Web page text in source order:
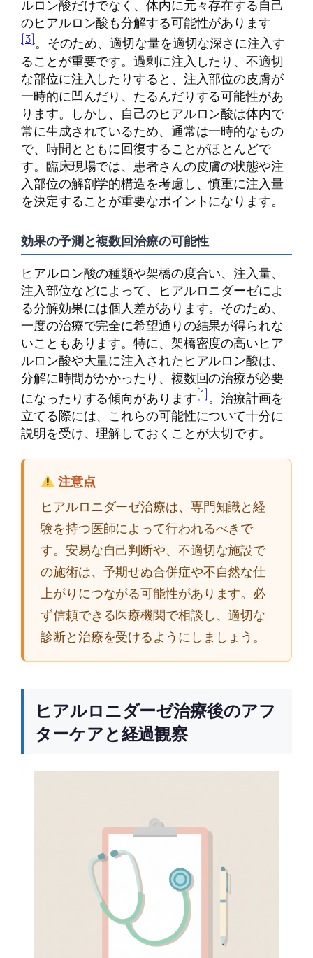
ルロン酸だけでなく、体内に元々存在する自己
のヒアルロン酸も分解する可能性があります
[3]。そのため、適切な量を適切な深さに注入す
ることが重要です。過剰に注入したり、不適切
な部位に注入したりすると、注入部位の皮膚が
一時的に凹んだり、たるんだりする可能性があ
ります。しかし、自己のヒアルロン酸は体内で
常に生成されているため、通常は一時的なもの
で、時間とともに回復することがほとんどで
す。臨床現場では、患者さんの皮膚の状態や注
入部位の解剖学的構造を考慮し、慎重に注入量
を決定することが重要なポイントになります。
効果の予測と複数回治療の可能性
ヒアルロン酸の種類や架橋の度合い、注入量、
注入部位などによって、ヒアルロニダーゼによ
る分解効果には個人差があります。そのため、
一度の治療で完全に希望通りの結果が得られな
いこともあります。特に、架橋密度の高いヒア
ルロン酸や大量に注入されたヒアルロン酸は、
分解に時間がかかったり、複数回の治療が必要
になったりする傾向があります[1]。治療計画を
立てる際には、これらの可能性について十分に
説明を受け、理解しておくことが大切です。
注意点
ヒアルロニダーゼ治療は、専門知識と経
験を持つ医師によって行われるべきで
す。安易な自己判断や、不適切な施設で
の施術は、予期せぬ合併症や不自然な仕
上がりにつながる可能性があります。必
ず信頼できる医療機関で相談し、適切な
診断と治療を受けるようにしましょう。
ヒアルロニダーゼ治療後のアフ
ターケアと経過観察